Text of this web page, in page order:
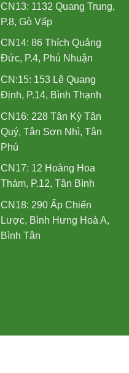
CN13: 1132 Quang Trung,
P.8, Gò Vấp
CN14: 86 Thích Quảng
Đức, P.4, Phú Nhuận
CN:15: 153 Lê Quang
Định, P.14, Bình Thạnh
CN16: 228 Tân Kỳ Tân
Quý, Tân Sơn Nhì, Tân
Phú
CN17: 12 Hoàng Hoa
Thám, P.12, Tân Bình
CN18: 290 Ấp Chiến
Lược, Bình Hưng Hoà A,
Bình Tân